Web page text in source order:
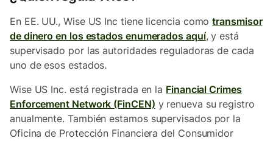
En EE. UU., Wise US Inc tiene licencia comotransmisor
de dinero en los estados enumerados aquí, y está
supervisado por las autoridades reguladoras de cada
uno de esos estados.
Wise US Inc. está registrada en la Financial Crimes
Enforcement Network (FinCEN) y renueva su registro
anualmente. También estamos supervisados por la
Oficina de Protección Financiera del Consumidor